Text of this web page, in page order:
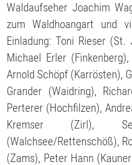
Waldaufseher Joachim
zum Waldhoangart und
Einladung: Toni Rieser (St.
Michael Erler
Arnold Schöpf (Karrösten),
Grander (Waidring),
Perterer (Hochfilzen),
Kremser (Zirl),
(Walchsee/Rettenschöß),
(Zams), Peter Hann